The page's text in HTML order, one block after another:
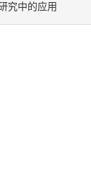
究中的应用